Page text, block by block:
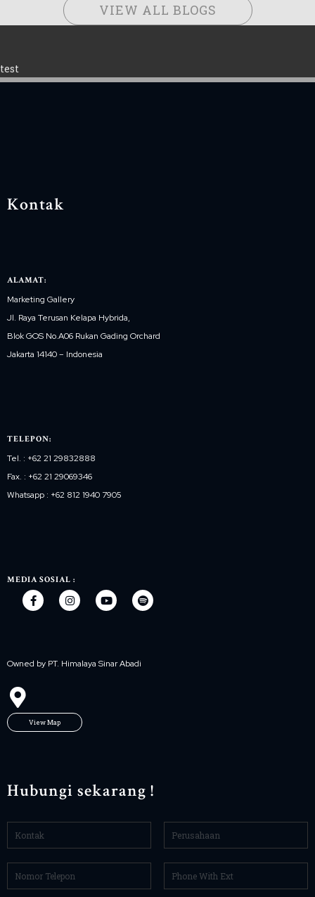
VIEW ALL BLOGS
test
Kontak
ALAMAT:
Marketing Gallery
Jl. Raya Terusan Kelapa Hybrida,
Blok GOS No.A06 Rukan Gading Orchard
Jakarta 14140 – Indonesia
TELEPON:
Tel. : +62 21 29832888
Fax. : +62 21 29069346
Whatsapp : +62 812 1940 7905
MEDIA SOSIAL :
Owned by PT. Himalaya Sinar Abadi
View Map
Hubungi sekarang !